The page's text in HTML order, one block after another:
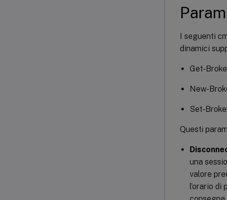
I seguenti
dinamici
Get-
New-
Set-
Questi
una
valore
l’orario